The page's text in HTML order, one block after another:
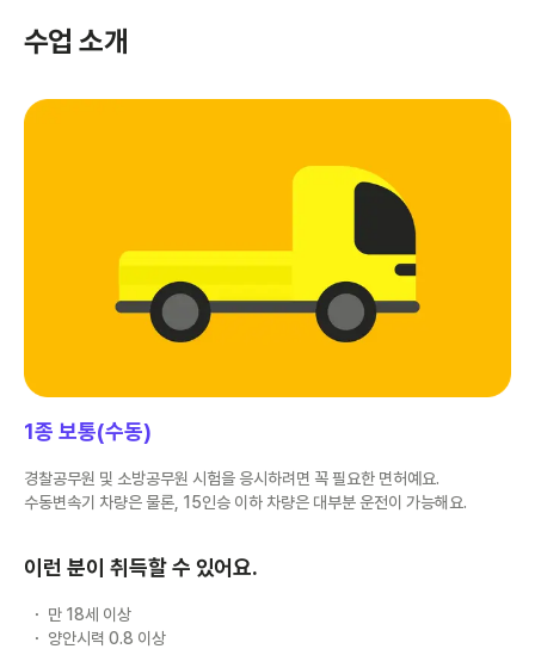
수업 소개
1종 보통(수동)
경찰공무원 및 소방공무원 시험을 응시하려면 꼭 필요한 면허예요.
수동변속기 차량은 물론, 15인승 이하 차량은 대부분 운전이 가능해요.
이런 분이 취득할 수 있어요.
만 18세 이상
양안시력 0.8 이상